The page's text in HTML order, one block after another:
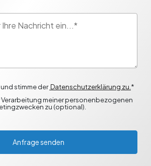
stimme derDatenschutzerklärung zu. *
Verarbeitung meiner personenbezogenen
zu (optional).
Anfrage senden